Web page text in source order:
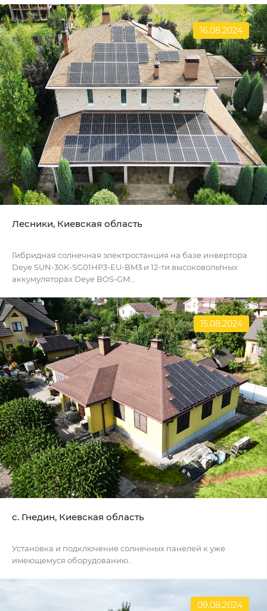
16.08.2024
Лесники, Киевская область
Гибридная солнечная электростанция на базе инвертора
Deye SUN-30K-SG01HP3-EU-BM3 и 12-ти высоковольтных
аккумуляторах Deye BOS-GM...
15.08.2024
c. Гнедин, Киевская область
Установка и подключение солнечных панелей к уже
имеющемуся оборудованию..
09.08.2024